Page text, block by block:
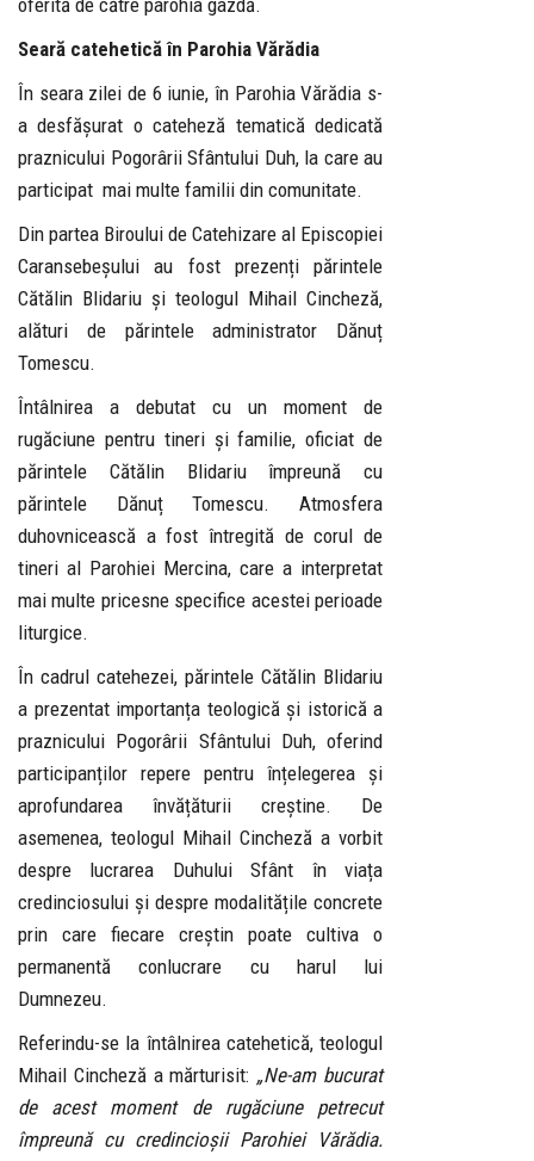
oferită de către parohia gazdă.
Seară catehetică în Parohia Vărădia
În seara zilei de 6 iunie, în Parohia Vărădia s-
a desfășurat o cateheză tematică dedicată
praznicului Pogorârii Sfântului Duh, la care au
participat mai multe familii din comunitate.
Din partea Biroului de Catehizare al Episcopiei
Caransebeșului au fost prezenți părintele
Cătălin Blidariu și teologul Mihail Cincheză,
alături de părintele administrator Dănuț
Tomescu.
Întâlnirea a debutat cu un moment de
rugăciune pentru tineri și familie, oficiat de
părintele Cătălin Blidariu împreună cu
părintele Dănuț Tomescu. Atmosfera
duhovnicească a fost întregită de corul de
tineri al Parohiei Mercina, care a interpretat
mai multe pricesne specifice acestei perioade
liturgice.
În cadrul catehezei, părintele Cătălin Blidariu
a prezentat importanța teologică și istorică a
praznicului Pogorârii Sfântului Duh, oferind
participanților repere pentru înțelegerea și
aprofundarea învățăturii creștine. De
asemenea, teologul Mihail Cincheză a vorbit
despre lucrarea Duhului Sfânt în viața
credinciosului și despre modalitățile concrete
prin care fiecare creștin poate cultiva o
permanentă conlucrare cu harul lui
Dumnezeu.
Referindu-se la întâlnirea catehetică, teologul
Mihail Cincheză a mărturisit: „Ne-am bucurat
de acest moment de rugăciune petrecut
împreună cu credincioșii Parohiei Vărădia.